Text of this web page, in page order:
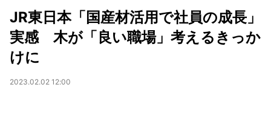
JR東日本「国産材活用で社員の成長」
実感 木が「良い職場」考えるきっか
けに
2023.02.02 12:00